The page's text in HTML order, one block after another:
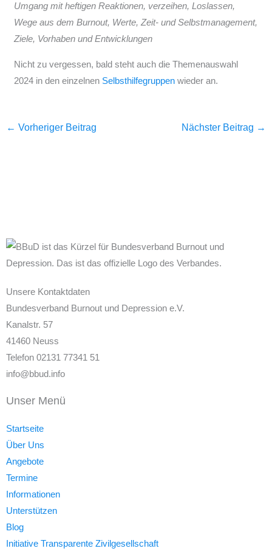
Umgang mit heftigen Reaktionen, verzeihen, Loslassen,
Wege aus dem Burnout, Werte, Zeit- und Selbstmanagement,
Ziele, Vorhaben und Entwicklungen
Nicht zu vergessen, bald steht auch die Themenauswahl
2024 in den einzelnen Selbsthilfegruppen wieder an.
← Vorheriger Beitrag Nächster Beitrag →
Unsere Kontaktdaten
Bundesverband Burnout und Depression e.V.
Kanalstr. 57
41460 Neuss
Telefon 02131 77341 51
info@bbud.info
Unser Menü
Startseite
Über Uns
Angebote
Termine
Informationen
Unterstützen
Blog
Initiative Transparente Zivilgesellschaft